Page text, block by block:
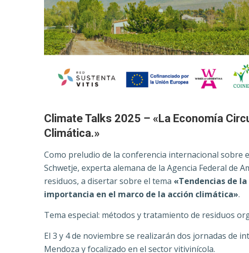
Climate Talks 2025 – «La Economía
Climática.»
Como preludio de la conferencia internacional sobre
Schwetje, experta alemana de la Agencia Federal de
residuos, a disertar sobre el tema «Tendencias de
importancia en el marco de la acción climática».
Tema especial: métodos y tratamiento de residuos
El 3 y 4 de noviembre se realizarán dos jornadas de
Mendoza y focalizado en el sector vitivinícola.